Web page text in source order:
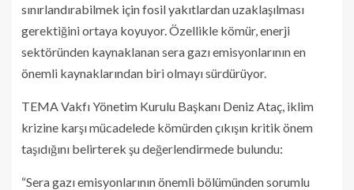
sınırlandırabilmek için fosil yakıtlardan uzaklaşılması
gerektiğini ortaya koyuyor. Özellikle kömür, enerji
sektöründen kaynaklanan sera gazı emisyonlarının en
önemli kaynaklarından biri olmayı sürdürüyor.
TEMA Vakfı Yönetim Kurulu Başkanı Deniz Ataç, iklim
krizine karşı mücadelede kömürden çıkışın kritik önem
taşıdığını belirterek şu değerlendirmede bulundu:
“Sera gazı emisyonlarının önemli bölümünden sorumlu